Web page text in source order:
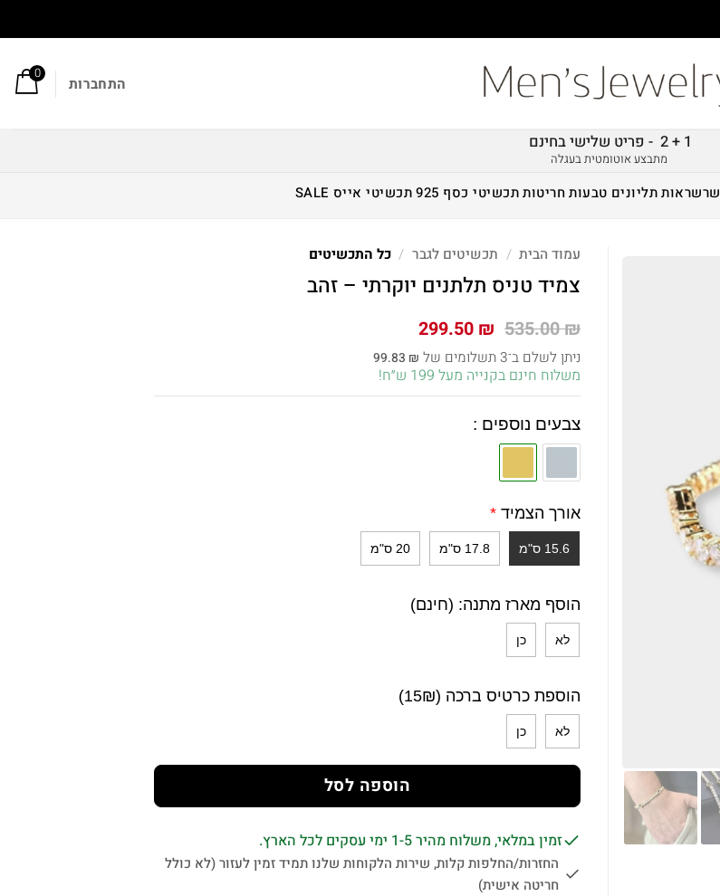
התחברות
0
1 + 2 - פריט שלישי בחינם
מתבצע אוטומטית בעגלה
שרשראותתליונים טבעותחריטותתכשיטי כסף 925 תכשיטי אייס SALE
עמוד הבית / תכשיטים לגבר / כל התכשיטים
צמיד טניס תלתנים יוקרתי – זהב
535.00₪ המחיר
המקורי
היה:
535.00 ₪.
299.50 ₪ המחיר
הנוכחי
הוא:
299.50 ₪.
ניתן לשלם ב־3 תשלומים של 99.83 ₪
משלוח חינם בקנייה מעל 199 ש״ח!
צבעים נוספים :
אורך הצמיד*
15.6 ס"מ 17.8 ס"מ 20 ס"מ
הוסף מארז מתנה: (חינם)
לא כן
הוספת כרטיס ברכה (15₪)
לא כן
הוספה לסל
זמין במלאי, משלוח מהיר 1-5 ימי עסקים לכל הארץ.
החזרות/החלפות קלות, שירות הלקוחות שלנו תמיד זמין לעזור (לא כולל
חריטה אישית)